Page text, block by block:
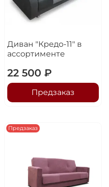
Диван "Кредо-11" в
ассортименте
22 500 ₽
Предзаказ
Предзаказ